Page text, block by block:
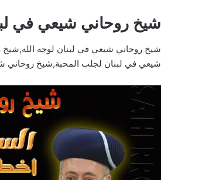
شيخ روحاني شيعي في
شيخ روحاني شيعي في لبنان لوجه
شيعي في لبنان لجلب المحبة,شيخ روحاني